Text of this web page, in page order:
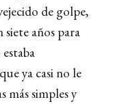
de golpe,
años para
ya casi no le
más simples y